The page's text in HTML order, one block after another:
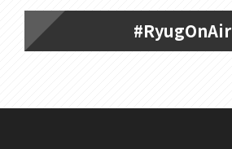
#RyugOnAir